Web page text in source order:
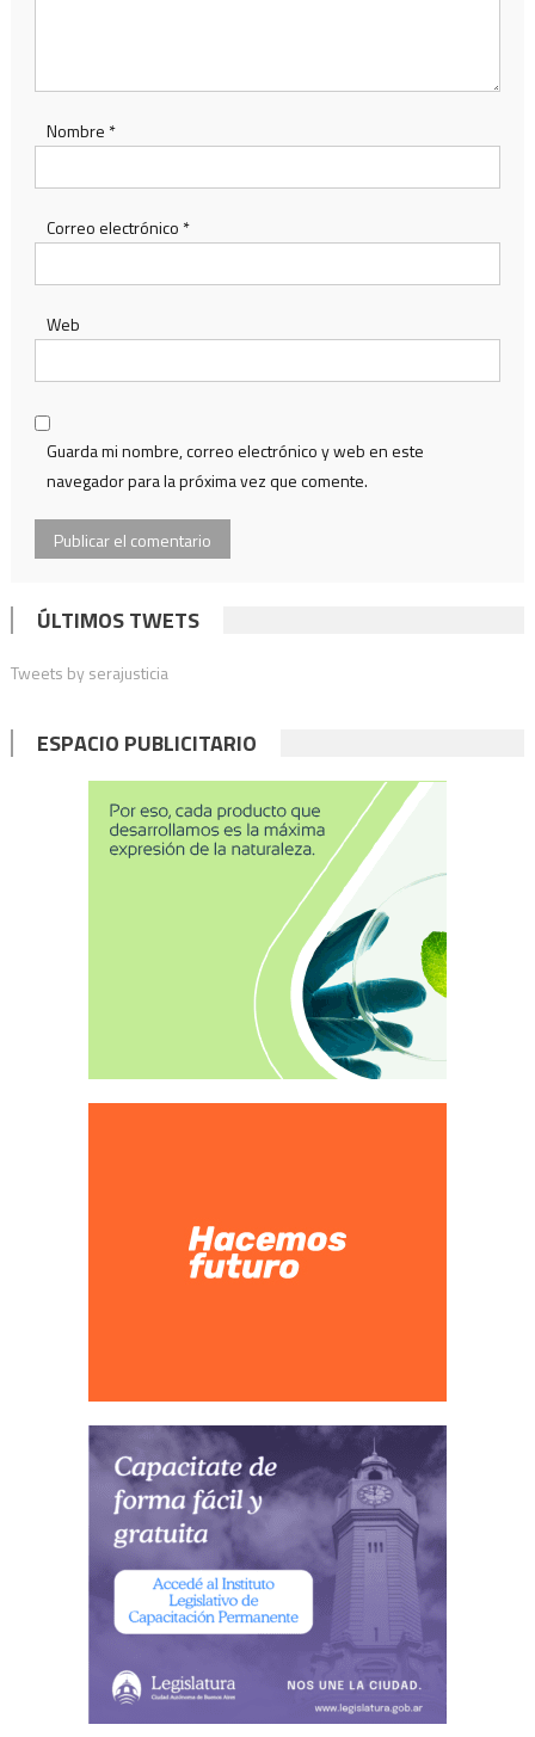
Nombre *
Correo electrónico *
Web
Guarda mi nombre, correo electrónico y web en este
navegador para la próxima vez que comente.
ÚLTIMOS TWETS
Tweets by serajusticia
ESPACIO PUBLICITARIO